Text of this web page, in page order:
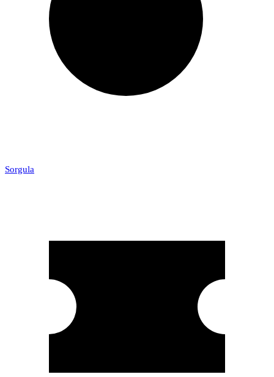
Sorgula